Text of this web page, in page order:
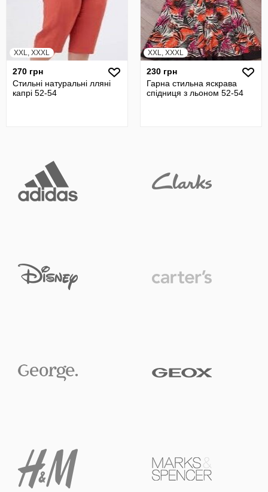
XXL, XXXL
270 грн
Стильні натуральні лляні
капрі 52-54
XXL, XXXL
230 грн
Гарна стильна яскрава
спідниця з льоном 52-54